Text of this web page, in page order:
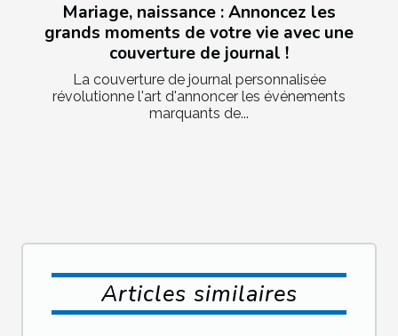
Mariage, naissance : Annoncez les
grands moments de votre vie avec une
couverture de journal !
La couverture de journal personnalisée
révolutionne l'art d'annoncer les événements
marquants de...
Articles similaires